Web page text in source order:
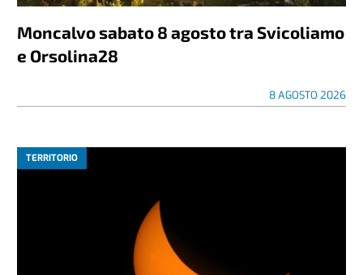
Moncalvo sabato 8 agosto tra Svicoliamo
e Orsolina28
8 AGOSTO 2026
TERRITORIO